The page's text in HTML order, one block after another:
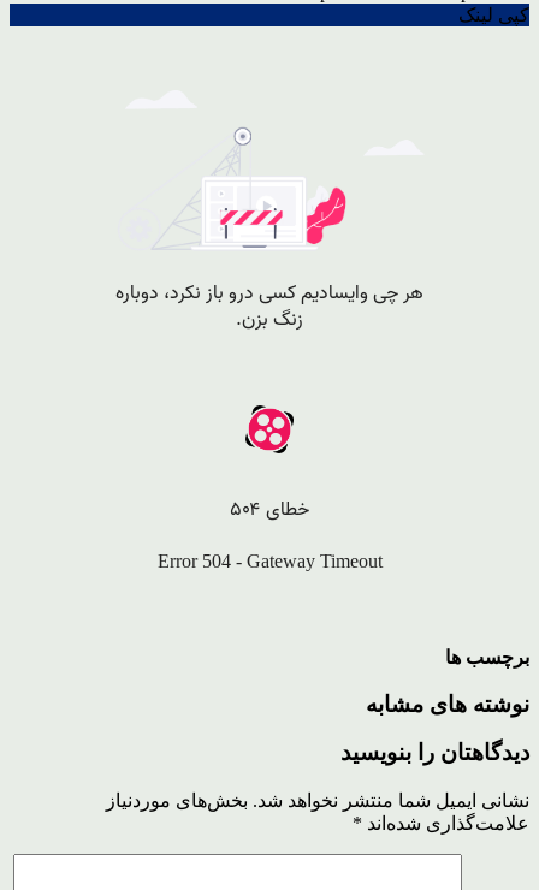
کپی لینک
برچسب ها
نوشته های مشابه
دیدگاهتان را بنویسید
نشانی ایمیل شما منتشر نخواهد شد. بخش‌های موردنیاز
علامت‌گذاری شده‌اند *